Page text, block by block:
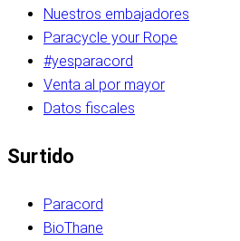
Nuestros embajadores
Paracycle your Rope
#yesparacord
Venta al por mayor
Datos fiscales
Surtido
Paracord
BioThane